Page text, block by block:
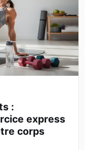
:
express
corps